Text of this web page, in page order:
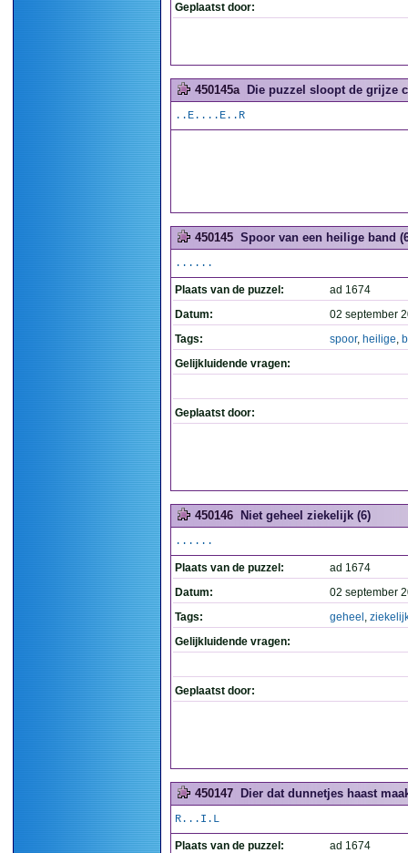
Geplaatst door:
450145a Die puzzel sloopt de grijze
..E....E..R
450145 Spoor van een heilige band
......
Plaats van de puzzel:
ad 1674
Datum:
02 september
Tags:
spoor, heilige,
Gelijkluidende vragen:
Geplaatst door:
450146 Niet geheel ziekelijk (6)
......
Plaats van de puzzel:
ad 1674
Datum:
02 september
Tags:
geheel ,
Gelijkluidende vragen:
Geplaatst door:
450147 Dier dat dunnetjes haast
R...I.L
Plaats van de puzzel:
ad 1674